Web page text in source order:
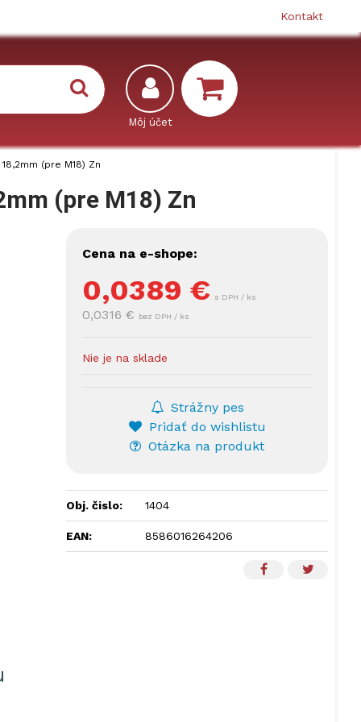
Kontakt
(pre M18) Zn
(pre M18) Zn
Cena na e-shope:
0,0389 € s DPH / ks
0,0316 € bez DPH / ks
Nie je na sklade
Strážny pes
Pridať do wishlistu
Otázka na produkt
Obj. čislo: 1404
EAN: 8586016264206